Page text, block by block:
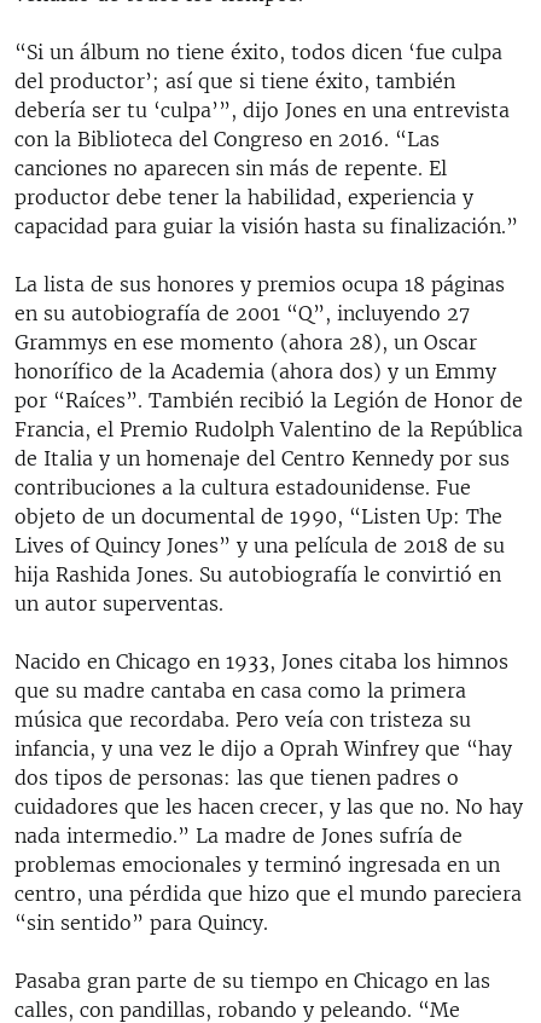
“Si un álbum no tiene éxito, todos dicen ‘fue culpa
del productor’; así que si tiene éxito, también
debería ser tu ‘culpa’”, dijo Jones en una entrevista
con la Biblioteca del Congreso en 2016. “Las
canciones no aparecen sin más de repente. El
productor debe tener la habilidad, experiencia y
capacidad para guiar la visión hasta su finalización.”
La lista de sus honores y premios ocupa 18 páginas
en su autobiografía de 2001 “Q”, incluyendo 27
Grammys en ese momento (ahora 28), un Oscar
honorífico de la Academia (ahora dos) y un Emmy
por “Raíces”. También recibió la Legión de Honor de
Francia, el Premio Rudolph Valentino de la República
de Italia y un homenaje del Centro Kennedy por sus
contribuciones a la cultura estadounidense. Fue
objeto de un documental de 1990, “Listen Up: The
Lives of Quincy Jones” y una película de 2018 de su
hija Rashida Jones. Su autobiografía le convirtió en
un autor superventas.
Nacido en Chicago en 1933, Jones citaba los himnos
que su madre cantaba en casa como la primera
música que recordaba. Pero veía con tristeza su
infancia, y una vez le dijo a Oprah Winfrey que “hay
dos tipos de personas: las que tienen padres o
cuidadores que les hacen crecer, y las que no. No hay
nada intermedio.” La madre de Jones sufría de
problemas emocionales y terminó ingresada en un
centro, una pérdida que hizo que el mundo pareciera
“sin sentido” para Quincy.
Pasaba gran parte de su tiempo en Chicago en las
calles, con pandillas, robando y peleando. “Me